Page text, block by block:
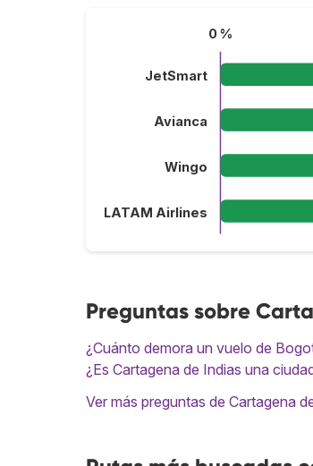
0 %
JetSmart
Avianca
Wingo
LATAM Airlines
Preguntas sobre
¿Cuánto demora un vuelo de
¿Es Cartagena de Indias una
Ver más preguntas de Cartagena